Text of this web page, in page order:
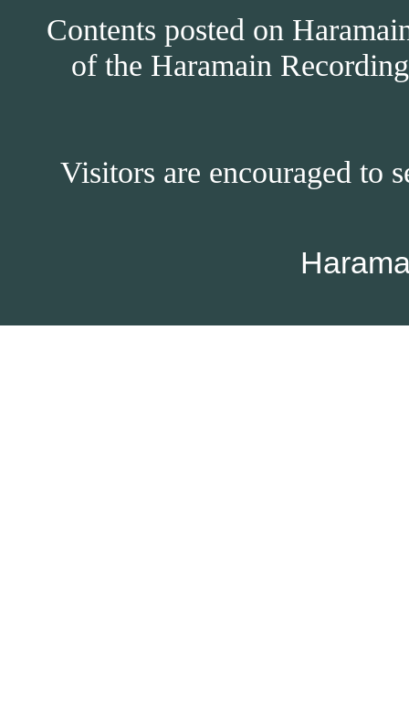
Contents posted on
of the Haramain
Visitors are encouraged to